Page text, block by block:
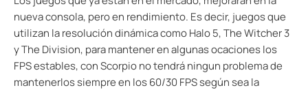
nueva consola, pero en rendimiento. Es decir, juegos que
utilizan la resolución dinámica como Halo 5, The Witcher 3
y The Division, para mantener en algunas ocaciones los
FPS estables, con Scorpio no tendrá ningun problema de
mantenerlos siempre en los 60/30 FPS según sea la